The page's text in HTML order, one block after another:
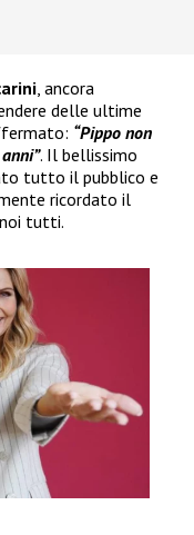
, ancora
delle ultime
“Pippo non
. Il bellissimo
tutto il pubblico e
ricordato il
tutti.